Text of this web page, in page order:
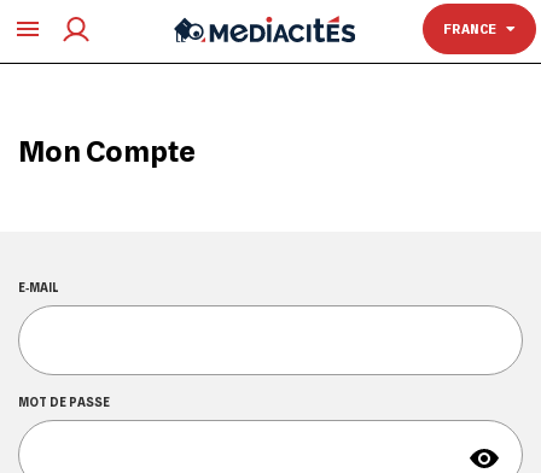
FRANCE
TOULOUSE
Mon Compte
E‑MAIL
MOT DE PASSE